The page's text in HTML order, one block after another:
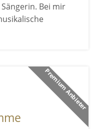
Bei mir
Premium Anbieter